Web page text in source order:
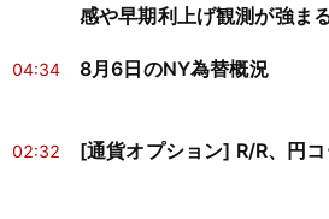
感や早期利上げ観測が強ま
04:34 8月6日のNY為替概況
02:32 [通貨オプション] R/R、円